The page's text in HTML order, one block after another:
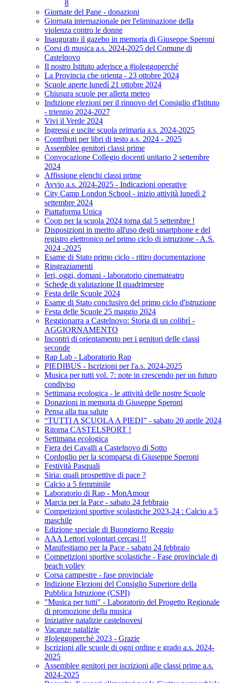
8
Giornate del Pane - donazioni
Giornata internazionale per l'eliminazione della
violenza contro le donne
Inaugurato il gazebo in memoria di Giuseppe Speroni
Corsi di musica a.s. 2024-2025 del Comune di
Castelnovo
Il nostro Istituto aderisce a #ioleggoperché
La Provincia che orienta - 23 ottobre 2024
Scuole aperte lunedì 21 ottobre 2024
Chiusura scuole per allerta meteo
Indizione elezioni per il rinnovo del Consiglio d'Istituto
- triennio 2024-2027
Vivi il Verde 2024
Ingressi e uscite scuola primaria a.s. 2024-2025
Contributi per libri di testo a.s. 2024 - 2025
Assemblee genitori classi prime
Convocazione Collegio docenti unitario 2 settembre
2024
Affissione elenchi classi prime
Avvio a.s. 2024-2025 - Indicazioni operative
City Camp London School - inizio attività lunedì 2
settembre 2024
Piattaforma Unica
Coop per la scuola 2024 torna dal 5 settembre !
Disposizioni in merito all'uso degli smartphone e del
registro elettronico nel primo ciclo di istruzione - A.S.
2024 -2025
Esame di Stato primo ciclo - ritiro documentazione
Ringraziamenti
Ieri, oggi, domani - laboratorio cinemateatro
Schede di valutazione II quadrimestre
Festa delle Scuole 2024
Esame di Stato conclusivo del primo ciclo d'istruzione
Festa delle Scuole 25 maggio 2024
Reggionarra a Castelnovo: Storia di un colibrì -
AGGIORNAMENTO
Incontri di orientamento per i genitori delle classi
seconde
Rap Lab - Laboratorio Rap
PIEDIBUS - Iscrizioni per l'a.s. 2024-2025
Musica per tutti vol. 7: note in crescendo per un futuro
condiviso
Settimana ecologica - le attività delle nostre Scuole
Donazioni in memoria di Giuseppe Speroni
Pensa alla tua salute
“TUTTI A SCUOLA A PIEDI” - sabato 20 aprile 2024
Ritorna CASTELSPORT !
Settimana ecologica
Fiera dei Cavalli a Castelnovo di Sotto
Cordoglio per la scomparsa di Giuseppe Speroni
Festività Pasquali
Siria: quali prospettive di pace ?
Calcio a 5 femminile
Laboratorio di Rap - MonAmour
Marcia per la Pace - sabato 24 febbraio
Competizioni sportive scolastiche 2023-24 : Calcio a 5
maschile
Edizione speciale di Buongiorno Reggio
AAA Lettori volontari cercasi !!
Manifestiamo per la Pace - sabato 24 febbraio
Competizioni sportive scolastiche - Fase provinciale di
beach volley
Corsa campestre - fase provinciale
Indizione Elezioni del Consiglio Superiore della
Pubblica Istruzione (CSPI)
"Musica per tutti" - Laboratorio del Progetto Regionale
di promozione della musica
Iniziative natalizie castelnovesi
Vacanze natalizie
#Ioleggoperchè 2023 - Grazie
Iscrizioni alle scuole di ogni ordine e grado a.s. 2024-
2025
Assemblee genitori per iscrizioni alle classi prime a.s.
2024-2025